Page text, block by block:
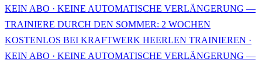
KEIN ABO · KEINE AUTOMATISCHE VERLÄNGERUNG —
TRAINIERE DURCH DEN SOMMER: 2 WOCHEN
KOSTENLOS BEI KRAFTWERK HEERLEN TRAINIEREN ·
KEIN ABO · KEINE AUTOMATISCHE VERLÄNGERUNG —